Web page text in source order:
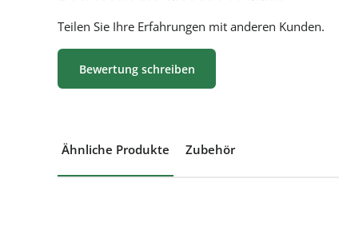
Teilen Sie Ihre Erfahrungen mit anderen Kunden.
Bewertung schreiben
Ähnliche Produkte Zubehör